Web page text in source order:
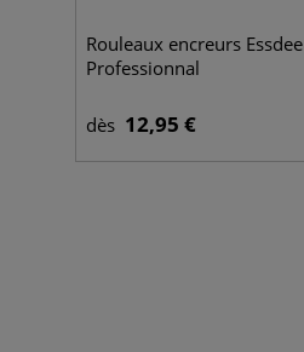
Rouleaux encreurs Essdee
Professionnal
dès 12,95 €